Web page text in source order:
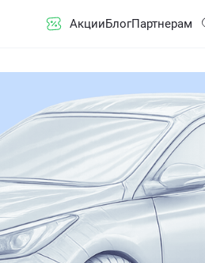
АкцииБлогПартнерам